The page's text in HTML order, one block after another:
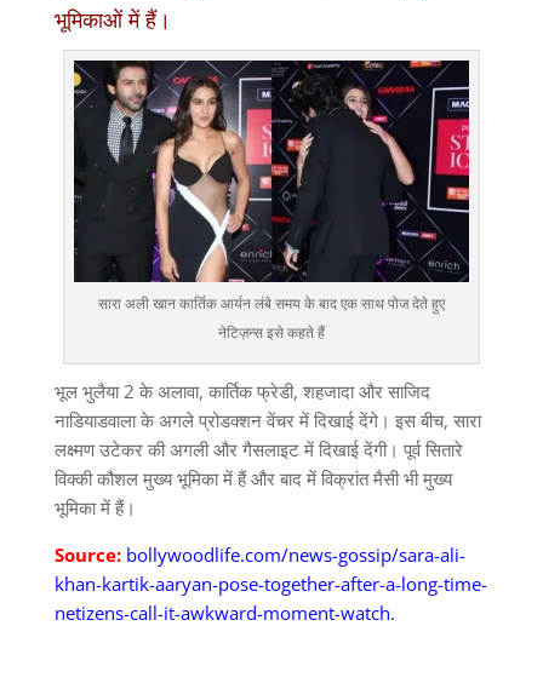
भूमिकाओं में हैं।
सारा अली खान कार्तिक आर्यन लंबे समय के बाद एक साथ पोज देते हुए
नेटिज़न्स इसे कहते हैं
भूल भुलैया 2 के अलावा, कार्तिक फ्रेडी, शहजादा और साजिद
नाडियाडवाला के अगले प्रोडक्शन वेंचर में दिखाई देंगे। इस बीच, सारा
लक्ष्मण उटेकर की अगली और गैसलाइट में दिखाई देंगी। पूर्व सितारे
विक्की कौशल मुख्य भूमिका में हैं और बाद में विक्रांत मैसी भी मुख्य
भूमिका में हैं।
Source: bollywoodlife.com/news-gossip/sara-ali-
khan-kartik-aaryan-pose-together-after-a-long-time-
netizens-call-it-awkward-moment-watch.